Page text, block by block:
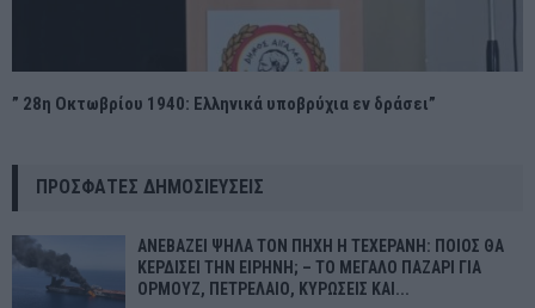
” 28η Οκτωβρίου 1940: Ελληνικά υποβρύχια εν δράσει”
ΠΡΌΣΦΑΤΕΣ ΔΗΜΟΣΙΕΎΣΕΙΣ
ΑΝΕΒΑΖΕΙ ΨΗΛΑ ΤΟΝ ΠΗΧΗ Η ΤΕΧΕΡΑΝΗ: ΠΟΙΟΣ ΘΑ
ΚΕΡΔΙΣΕΙ ΤΗΝ ΕΙΡΗΝΗ; – ΤΟ ΜΕΓΑΛΟ ΠΑΖΑΡΙ ΓΙΑ
ΟΡΜΟΥΖ, ΠΕΤΡΕΛΑΙΟ, ΚΥΡΩΣΕΙΣ ΚΑΙ...